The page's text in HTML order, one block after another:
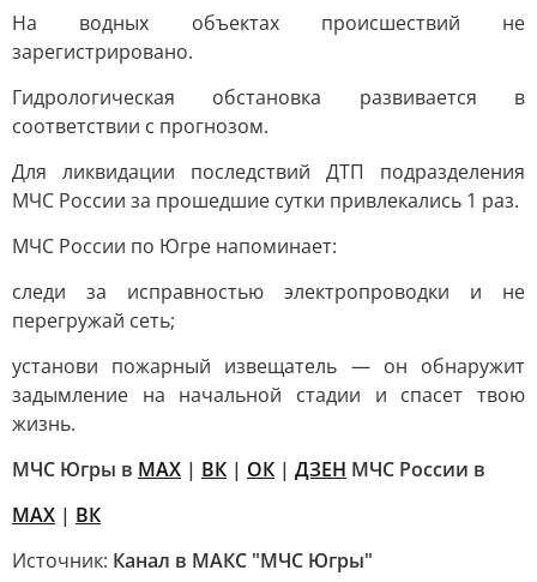
На водных объектах происшествий не
зарегистрировано.
Гидрологическая обстановка развивается в
соответствии с прогнозом.
Для ликвидации последствий ДТП подразделения
МЧС России за прошедшие сутки привлекались 1 раз.
МЧС России по Югре напоминает:
следи за исправностью электропроводки и не
перегружай сеть;
установи пожарный извещатель — он обнаружит
задымление на начальной стадии и спасет твою
жизнь.
МЧС Югры в МАХ | ВК | ОК | ДЗЕН МЧС России в
MAX | ВК
Источник: Канал в МАКС "МЧС Югры"